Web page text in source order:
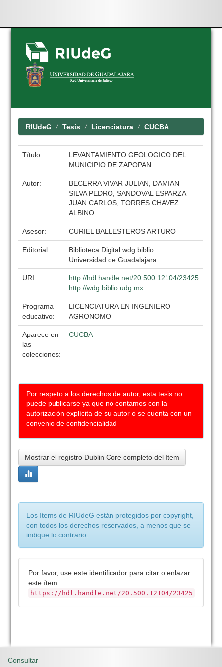
Skip
navigation
RIUdeG Tesis Licenciatura CUCBA
Título:
LEVANTAMIENTO GEOLOGICO DEL
MUNICIPIO DE ZAPOPAN
Autor:
BECERRA VIVAR JULIAN, DAMIAN
SILVA PEDRO, SANDOVAL ESPARZA
JUAN CARLOS, TORRES CHAVEZ
ALBINO
Asesor: CURIEL BALLESTEROS ARTURO
Editorial:
Biblioteca Digital wdg.biblio
Universidad de Guadalajara
URI:
http://hdl.handle.net/20.500.12104/23425
http://wdg.biblio.udg.mx
Programa
educativo:
LICENCIATURA EN INGENIERO
AGRONOMO
Aparece en
las
colecciones:
CUCBA
Por respeto a los derechos de autor, esta tesis no
puede publicarse ya que no contamos con la
autorización explícita de su autor o se cuenta con un
convenio de confidencialidad
Mostrar el registro Dublin Core completo del ítem
Los ítems de RIUdeG están protegidos por copyright,
con todos los derechos reservados, a menos que se
indique lo contrario.
Por favor, use este identificador para citar o enlazar
este ítem:
https://hdl.handle.net/20.500.12104/23425
Consultar